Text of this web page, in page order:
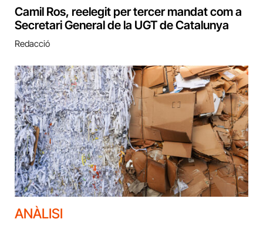
Camil Ros, reelegit per tercer mandat com a
Secretari General de la UGT de Catalunya
Redacció
ANÀLISI